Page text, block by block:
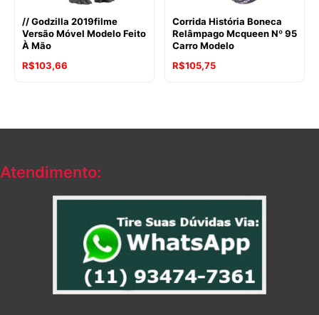
// Godzilla 2019filme
Versão Móvel Modelo Feito
À Mão
R$103,66
Corrida História Boneca
Relâmpago Mcqueen Nº 95
Carro Modelo
R$105,75
Atendimento: